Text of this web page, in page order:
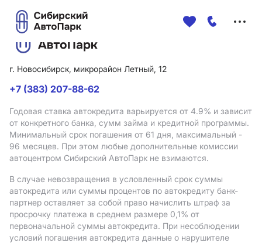
г. Новосибирск, микрорайон Летный, 12
+7 (383) 207-88-62
Годовая ставка автокредита варьируется от 4.9% и зависит
от конкретного банка, сумм займа и кредитной программы.
Минимальный срок погашения от 61 дня, максимальный -
96 месяцев. При этом любые дополнительные комиссии
автоцентром Сибирский АвтоПарк не взимаются.
В случае невозвращения в условленный срок суммы
автокредита или суммы процентов по автокредиту банк-
партнер оставляет за собой право начислить штраф за
просрочку платежа в среднем размере 0,1% от
первоначальной суммы автокредита. При несоблюдении
условий погашения автокредита данные о нарушителе